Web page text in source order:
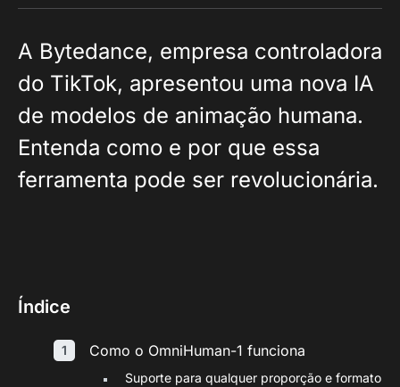
A Bytedance, empresa controladora
do TikTok, apresentou uma nova IA
de modelos de animação humana.
Entenda como e por que essa
ferramenta pode ser revolucionária.
Índice
Como o OmniHuman-1 funciona
Suporte para qualquer proporção e formato